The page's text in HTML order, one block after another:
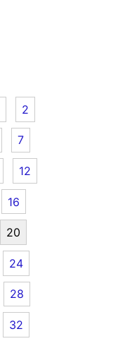
2
7
12
16
20
24
28
32